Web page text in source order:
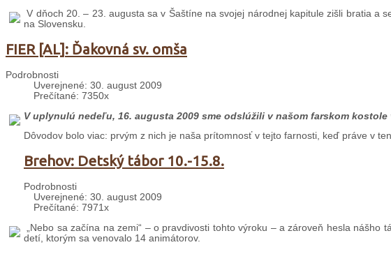
V dňoch 20. – 23. augusta sa v Šaštíne na svojej národnej kapitule zišli bratia a
na Slovensku.
FIER [AL]: Ďakovná sv. omša
Podrobnosti
Uverejnené: 30. august 2009
Prečítané: 7350x
V uplynulú nedeľu, 16. augusta 2009 sme odslúžili v našom farskom
Dôvodov bolo viac: prvým z nich je naša prítomnosť v tejto farnosti, keď práve v
Brehov: Detský tábor 10.-15.8.
Podrobnosti
Uverejnené: 30. august 2009
Prečítané: 7971x
„Nebo sa začína na zemi“ – o pravdivosti tohto výroku – a zároveň hesla
detí, ktorým sa venovalo 14 animátorov.